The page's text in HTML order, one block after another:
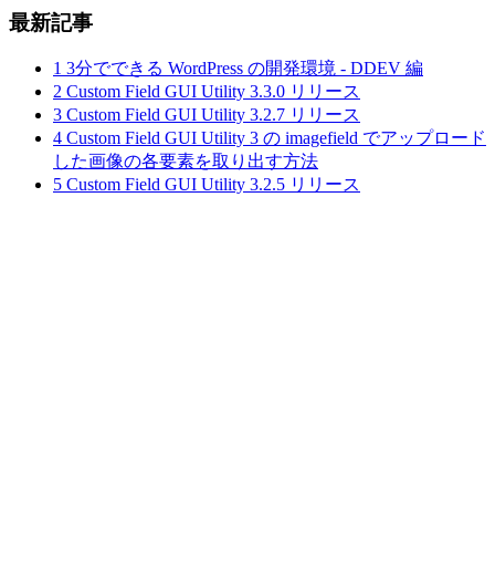
最新記事
1 3分でできる WordPress の開発環境 - DDEV 編
2 Custom Field GUI Utility 3.3.0 リリース
3 Custom Field GUI Utility 3.2.7 リリース
4 Custom Field GUI Utility 3 の imagefield でアップロード
した画像の各要素を取り出す方法
5 Custom Field GUI Utility 3.2.5 リリース